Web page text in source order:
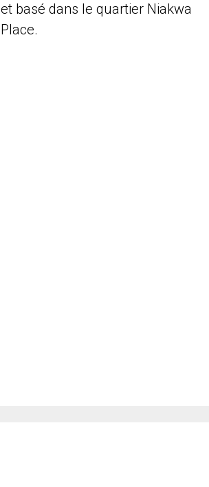
et basé dans le quartier Niakwa
Place.